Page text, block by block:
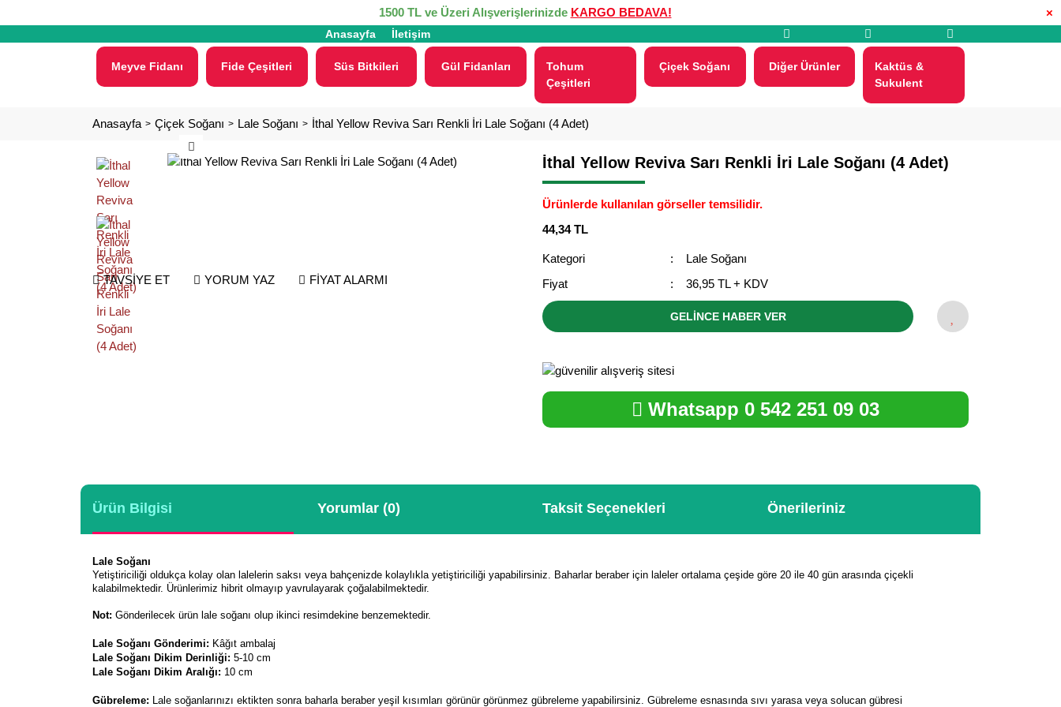
×
1500 TL ve Üzeri Alışverişlerinizde KARGO BEDAVA!
Anasayfa İletişim
Meyve Fidanı Fide Çeşitleri Süs Bitkileri Gül Fidanları
Tohum
Çeşitleri
Çiçek Soğanı Diğer Ürünler
Kaktüs &
Sukulent
Anasayfa Çiçek Soğanı Lale Soğanı İthal Yellow Reviva Sarı Renkli İri Lale Soğanı (4 Adet)
TAVSİYE ET YORUM YAZ FİYAT ALARMI
İthal Yellow Reviva Sarı Renkli İri Lale Soğanı (4 Adet)
Ürünlerde kullanılan görseller temsilidir.
44,34 TL
Kategori
Lale Soğanı
Fiyat
36,95 TL + KDV
GELİNCE HABER VER
Whatsapp 0 542 251 09 03
Ürün Bilgisi Yorumlar (0) Taksit Seçenekleri Önerileriniz
Lale Soğanı
Yetiştiriciliği oldukça kolay olan lalelerin saksı veya bahçenizde kolaylıkla yetiştiriciliği yapabilirsiniz. Baharlar beraber için laleler ortalama çeşide göre 20 ile 40 gün arasında çiçekli
kalabilmektedir. Ürünlerimiz hibrit olmayıp yavrulayarak çoğalabilmektedir.
Not: Gönderilecek ürün lale soğanı olup ikinci resimdekine benzemektedir.
Lale Soğanı Gönderimi: Kâğıt ambalaj
Lale Soğanı Dikim Derinliği: 5-10 cm
Lale Soğanı Dikim Aralığı: 10 cm
Gübreleme: Lale soğanlarınızı ektikten sonra baharla beraber yeşil kısımları görünür görünmez gübreleme yapabilirsiniz. Gübreleme esnasında sıvı yarasa veya solucan gübresi